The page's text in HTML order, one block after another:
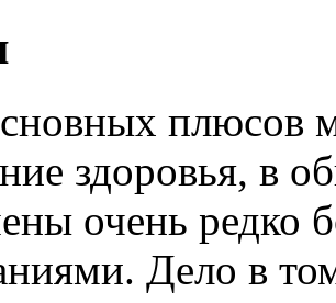
плюсов
здоровья, в
очень редко
Дело в